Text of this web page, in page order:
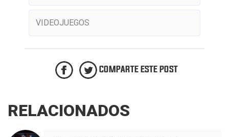
VIDEOJUEGOS
COMPARTE ESTE POST
RELACIONADOS